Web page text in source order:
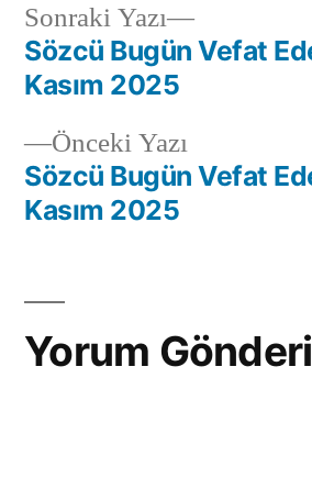
Önceki Yazı
Sözcü Bugün Vefat
Kasım 2025
Sonraki Yazı
Sözcü Bugün Vefat
Kasım 2025
Yorum